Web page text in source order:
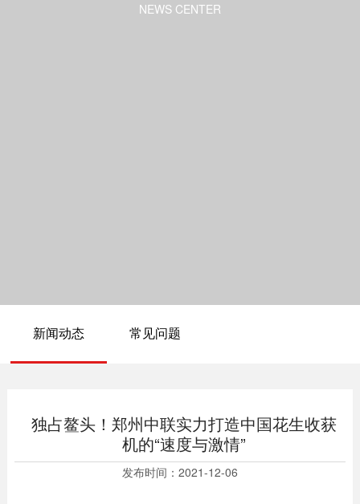
NEWS CENTER
新闻动态 常见问题
独占鳌头！郑州中联实力打造中国花生收获
机的“速度与激情”
发布时间： 2021-12-06